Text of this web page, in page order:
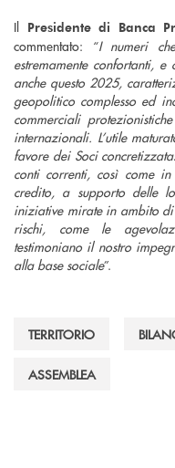
Il Presidente di Banca
commentato: “I numeri
estremamente confortanti,
anche questo 2025,
geopolitico complesso ed
commerciali
internazionali. L’utile
favore dei Soci
conti correnti, così come
credito, a supporto delle
iniziative mirate in ambito
rischi, come le
testimoniano il nostro
alla base sociale”.
TERRITORIO
ASSEMBLEA